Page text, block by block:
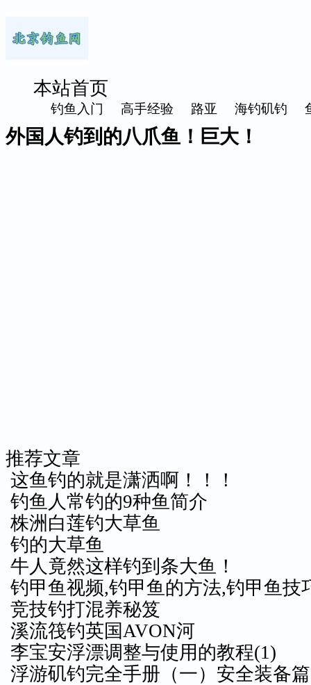
本站首页
钓鱼入门 高手经验 路亚 海钓矶钓
外国人钓到的八爪鱼！巨大！
推荐文章
这鱼钓的就是潇洒啊！！！
钓鱼人常钓的9种鱼简介
株洲白莲钓大草鱼
钓的大草鱼
牛人竟然这样钓到条大鱼！
钓甲鱼视频,钓甲鱼的方法,钓甲鱼技
竞技钓打混养秘笈
溪流筏钓英国AVON河
李宝安浮漂调整与使用的教程(1)
浮游矶钓完全手册（一）安全装备篇